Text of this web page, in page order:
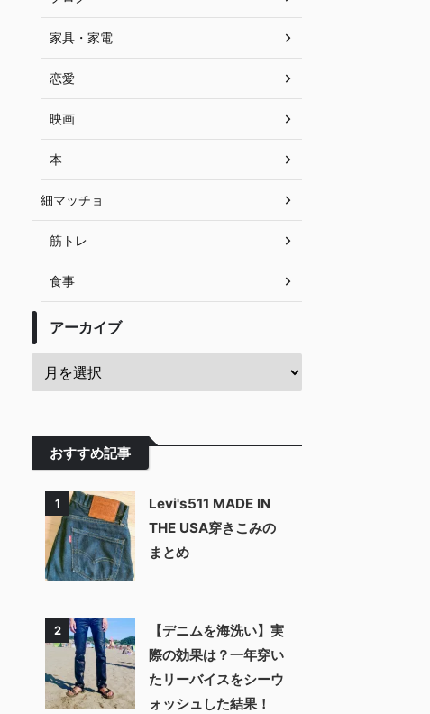
家具・家電
恋愛
映画
本
細マッチョ
筋トレ
食事
アーカイブ
おすすめ記事
1
Levi's511 MADE IN
THE USA穿きこみの
まとめ
2
【デニムを海洗い】実
際の効果は？一年穿い
たリーバイスをシーウ
ォッシュした結果！